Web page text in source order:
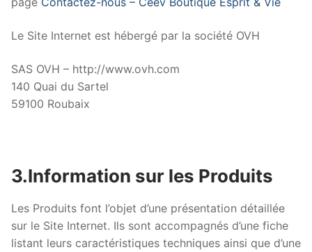
Le Site Internet est hébergé par la société OVH
SAS OVH – http://www.ovh.com
140 Quai du Sartel
59100 Roubaix
3.Information sur les Produits
Les Produits font l’objet d’une présentation détaillée
sur le Site Internet. Ils sont accompagnés d’une fiche
listant leurs caractéristiques techniques ainsi que d’une